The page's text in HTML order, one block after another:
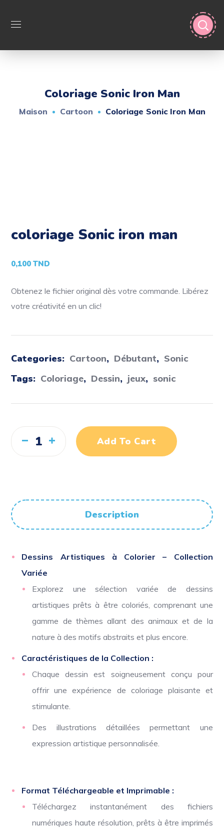
Coloriage Sonic Iron Man
Maison Cartoon Coloriage Sonic Iron Man
coloriage Sonic iron man
0,100TND
Obtenez le fichier original dès votre commande. Libérez
votre créativité en un clic!
Categories: Cartoon, Débutant, Sonic
Tags: Coloriage, Dessin, jeux, sonic
Add To Cart
Description
Dessins Artistiques à Colorier – Collection
Variée
Explorez une sélection variée de dessins
artistiques prêts à être coloriés, comprenant une
gamme de thèmes allant des animaux et de la
nature à des motifs abstraits et plus encore.
Caractéristiques de la Collection :
Chaque dessin est soigneusement conçu pour
offrir une expérience de coloriage plaisante et
stimulante.
Des illustrations détaillées permettant une
expression artistique personnalisée.
Format Téléchargeable et Imprimable :
Téléchargez instantanément des fichiers
numériques haute résolution, prêts à être imprimés